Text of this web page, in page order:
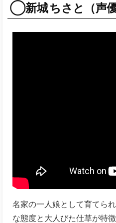
◯新城 ちさと（声優
名家の一人娘として育てら
な態度と大人びた仕草が特